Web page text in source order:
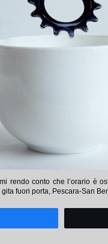
rendo conto che l’orario è
fuori porta, Pescara-San